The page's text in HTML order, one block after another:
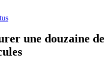
une douzaine de